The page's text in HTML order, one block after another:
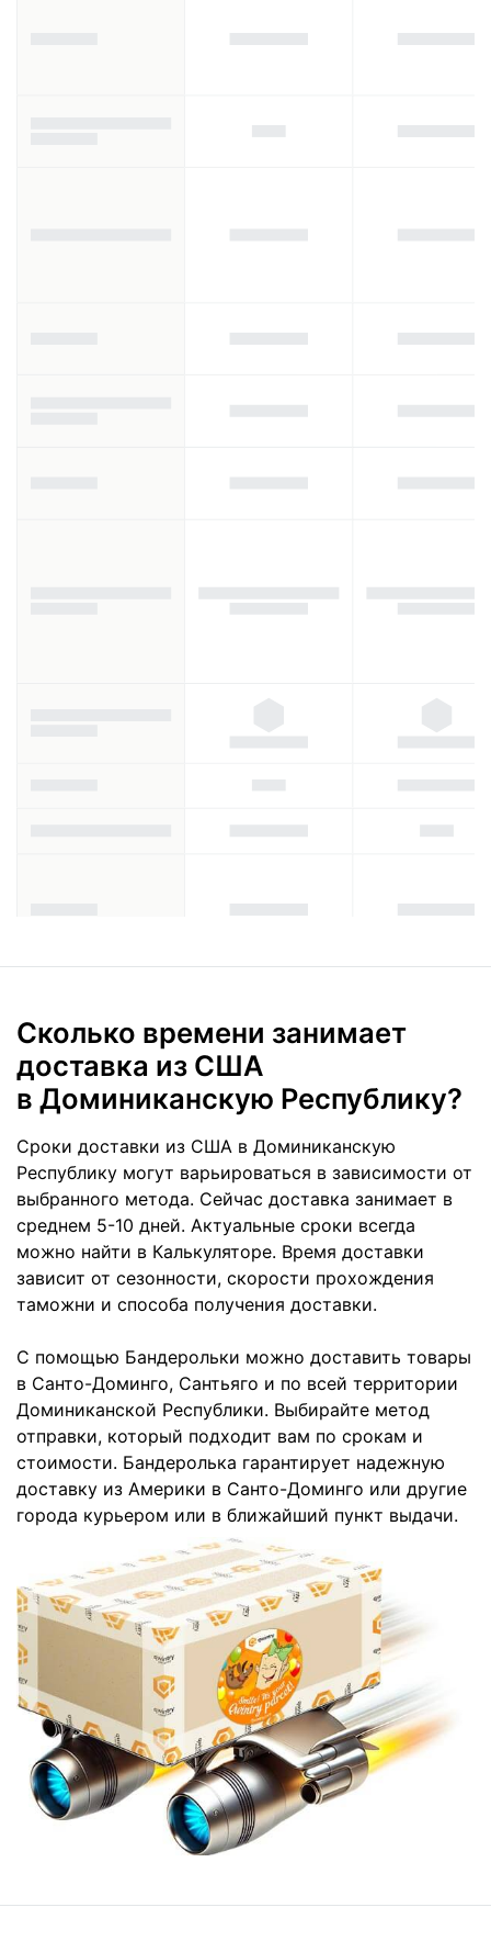
Сколько времени занимает
доставка из США
в Доминиканскую Республику?
Сроки доставки из США в Доминиканскую
Республику могут варьироваться в зависимости от
выбранного метода. Сейчас доставка занимает в
среднем 5-10 дней. Актуальные сроки всегда
можно найти в Калькуляторе. Время доставки
зависит от сезонности, скорости прохождения
таможни и способа получения доставки.
С помощью Бандерольки можно доставить товары
в Санто-Доминго, Сантьяго и по всей территории
Доминиканской Республики. Выбирайте метод
отправки, который подходит вам по срокам и
стоимости. Бандеролька гарантирует надежную
доставку из Америки в Санто-Доминго или другие
города курьером или в ближайший пункт выдачи.